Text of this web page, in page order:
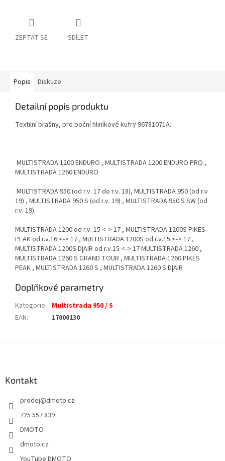
ZEPTAT SE SDÍLET
Popis Diskuze
Detailní popis produktu
Textilní brašny, pro boční hliníkové kufry96781071A.
MULTISTRADA 1200 ENDURO , MULTISTRADA 1200 ENDURO PRO ,
MULTISTRADA 1260 ENDURO
MULTISTRADA 950(od r.v. 17 do r.v. 18), MULTISTRADA 950(od r.v
19) , MULTISTRADA 950 S (od r.v. 19) , MULTISTRADA 950 S SW(od
r.v. 19).
MULTISTRADA 1200 od r.v. 15 <-> 17 , MULTISTRADA 1200S PIKES
PEAK od r.v.16 <-> 17 , MULTISTRADA 1200S od r.v.15 <-> 17 ,
MULTISTRADA 1200S D|AIR od r.v.15 <-> 17 MULTISTRADA 1260 ,
MULTISTRADA 1260 S GRAND TOUR , MULTISTRADA 1260 PIKES
PEAK , MULTISTRADA 1260 S , MULTISTRADA 1260 S D|AIR
Doplňkové parametry
Kategorie: Multistrada 950 / S
EAN: 17000130
Kontakt
prodej@dmoto.cz
725 557 839
DMOTO
dmoto.cz